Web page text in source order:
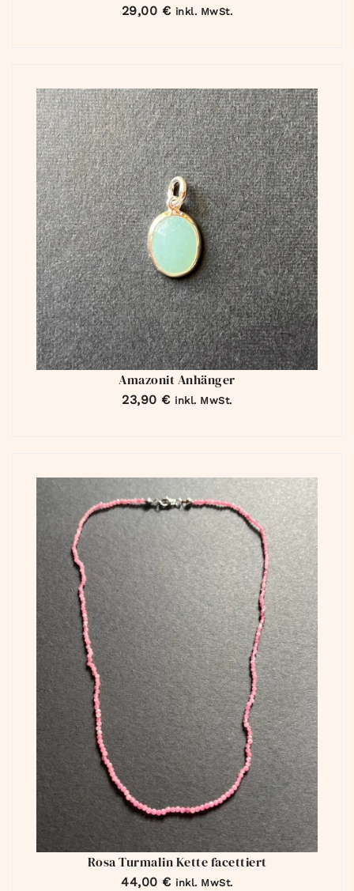
29,00 € inkl. MwSt.
Amazonit Anhänger
23,90 € inkl. MwSt.
Rosa Turmalin Kette facettiert
44,00 € inkl. MwSt.